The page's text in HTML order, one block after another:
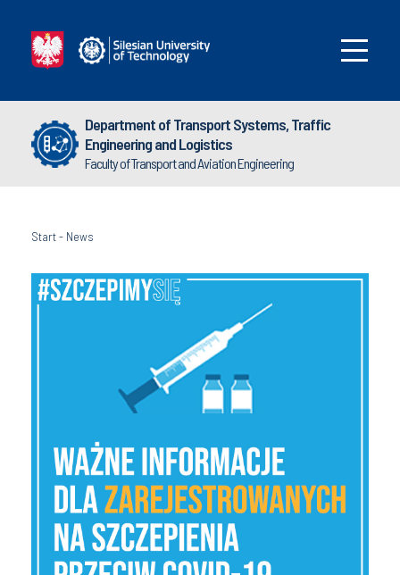
Department of Transport Systems, Traffic
Engineering and Logistics
Faculty of Transport and Aviation Engineering
Start- News